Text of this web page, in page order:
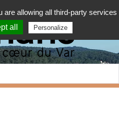
are allowing all third-party services
all
Personalize